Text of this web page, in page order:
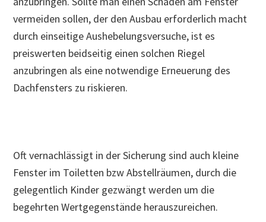
vermeiden sollen, der den Ausbau erforderlich macht
durch einseitige Aushebelungsversuche, ist es
preiswerten beidseitig einen solchen Riegel
anzubringen als eine notwendige Erneuerung des
Dachfensters zu riskieren.
Oft vernachlässigt in der Sicherung sind auch kleine
Fenster im Toiletten bzw Abstellräumen, durch die
gelegentlich Kinder gezwängt werden um die
begehrten Wertgegenstände herauszureichen.